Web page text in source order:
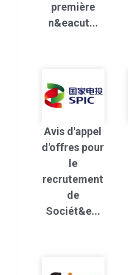
première
n&eacut...
Avis d'appel
d'offres pour
le
recrutement
de
Sociét&e...